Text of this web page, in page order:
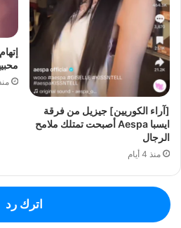
[آراء الكوريين] جيزيل من فرقة
ايسبا Aespa أصبحت تمتلك ملامح
الرجال
منذ 4 أيام
منذ 4 أيام
اترك رد